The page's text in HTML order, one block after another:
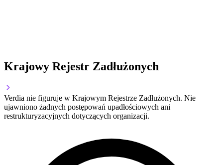
Krajowy Rejestr Zadłużonych
Verdia nie figuruje w Krajowym Rejestrze Zadłużonych. Nie
ujawniono żadnych postępowań upadłościowych ani
restrukturyzacyjnych dotyczących organizacji.